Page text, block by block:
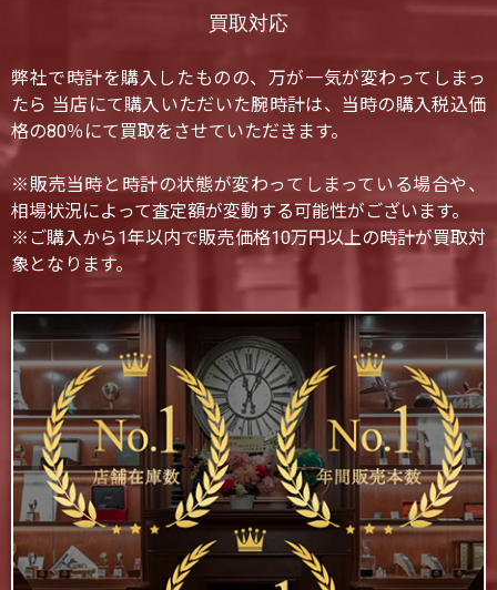
買取対応
弊社で時計を購入したものの、万が一気が変わってしまっ
たら 当店にて購入いただいた腕時計は、当時の購入税込価
格の80％にて買取をさせていただきます。
※販売当時と時計の状態が変わってしまっている場合や、
相場状況によって査定額が変動する可能性がございます。
※ご購入から1年以内で販売価格10万円以上の時計が買取対
象となります。